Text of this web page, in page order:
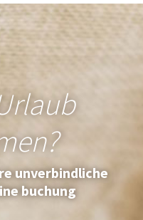
unverbindliche
buchung